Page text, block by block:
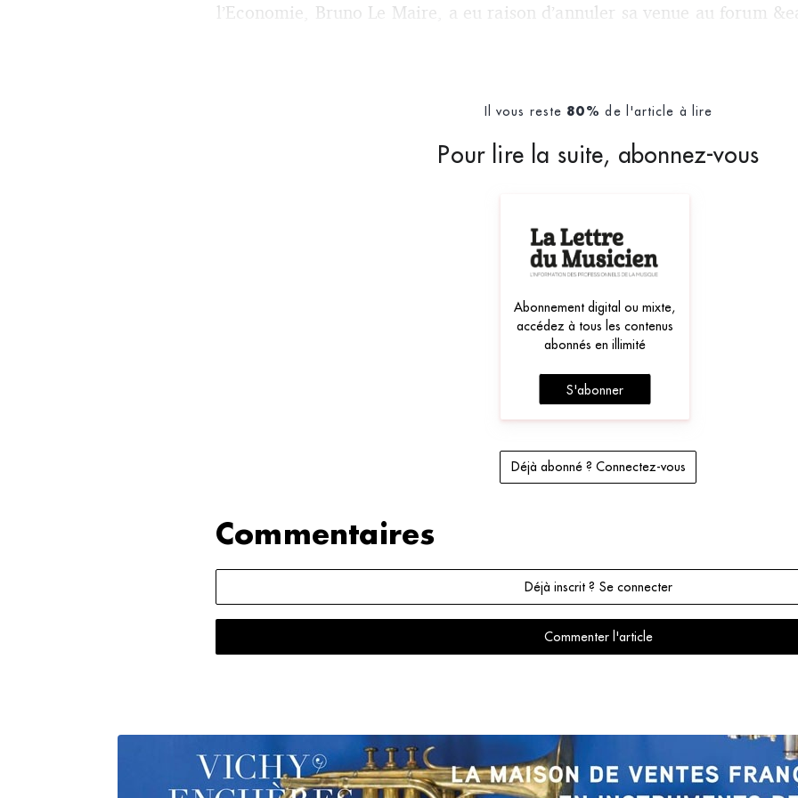
l’Economie, Bruno Le Maire, a eu raison d’annuler sa venue au forum
Il vous reste 80% de l'article à lire
Pour lire la suite, abonnez-vous
Abonnement digital ou mixte,
accédez à tous les contenus
abonnés en illimité
S'abonner
Déjà abonné ? Connectez-vous
Commentaires
Déjà inscrit ? Se connecter
Commenter l'article